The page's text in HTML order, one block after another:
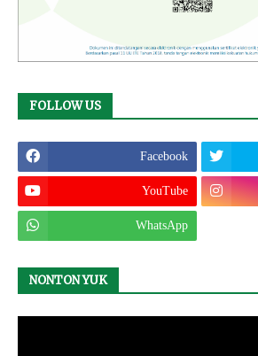
FOLLOW US
Facebook
YouTube
WhatsApp
NONTON YUK